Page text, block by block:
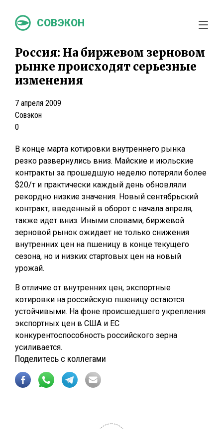
СОВЭКОН
Россия: На биржевом зерновом
рынке происходят серьезные
изменения
7 апреля 2009
Совэкон
0
В конце марта котировки внутреннего рынка
резко развернулись вниз. Майские и июльские
контракты за прошедшую неделю потеряли более
$20/т и практически каждый день обновляли
рекордно низкие значения. Новый сентябрьский
контракт, введенный в оборот с начала апреля,
также идет вниз. Иными словами, биржевой
зерновой рынок ожидает не только снижения
внутренних цен на пшеницу в конце текущего
сезона, но и низких стартовых цен на новый
урожай.
В отличие от внутренних цен, экспортные
котировки на российскую пшеницу остаются
устойчивыми. На фоне происшедшего укрепления
экспортных цен в США и ЕС
конкурентоспособность российского зерна
усиливается.
Поделитесь с коллегами